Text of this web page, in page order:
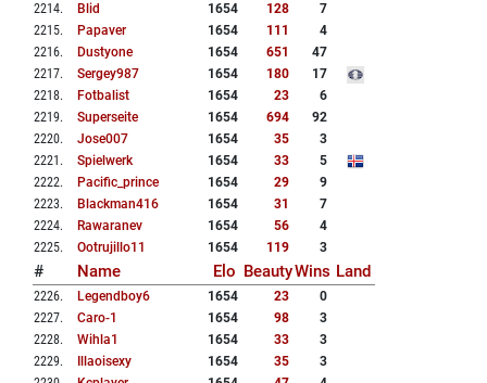
2214. Blid 1654 128
7
2215. Papaver 1654 111
4
2216. Dustyone 1654 651
47
2217. Sergey987 1654 180
17
2218. Fotbalist 1654 23
6
2219. Superseite 1654 694
92
2220. Jose007 1654 35
3
2221 . Spielwerk 1654 33
5
2222. Pacific_prince 1654 29
9
2223. Blackman416 1654 31
7
2224. Rawaranev 1654 56
4
2225. Ootrujillo11 1654 119 3
# Name Elo BeautyWins Land
2226. Legendboy6 1654 23
0
2227. Caro-1 1654 98
3
2228. Wihla1 1654 33
3
2229. Illaoisexy 1654 35
3